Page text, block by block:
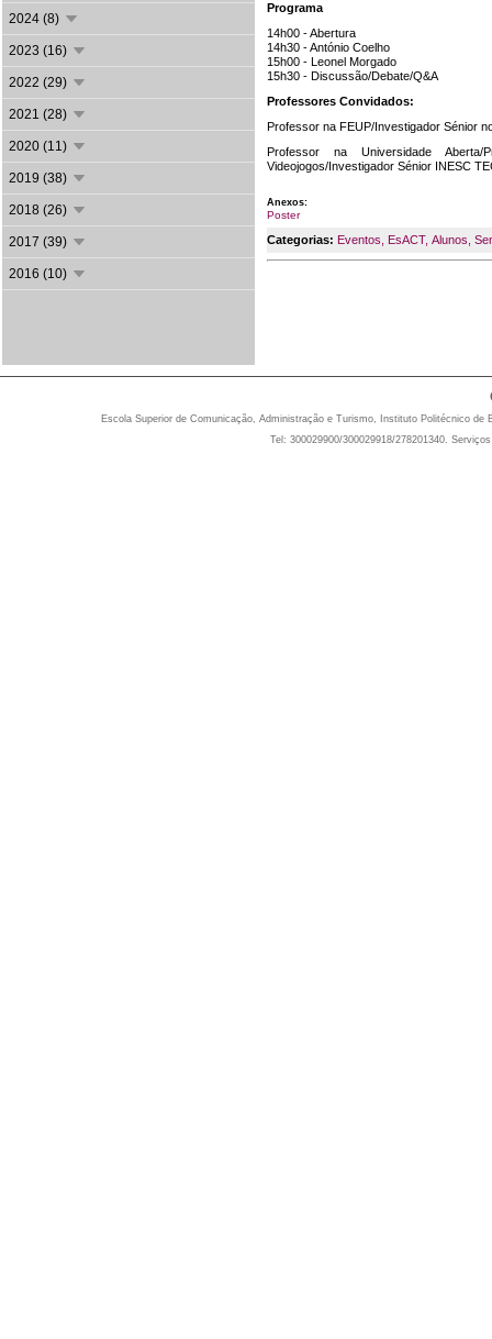
2024 (8)
2023 (16)
2022 (29)
2021 (28)
2020 (11)
2019 (38)
2018 (26)
2017 (39)
2016 (10)
Programa
14h00 - Abertura
14h30 - António Coelho
15h00 - Leonel Morgado
15h30 - Discussão/Debate/Q&A
Professores Convidados:
Professor na FEUP/Investigador Sénior
Professor na Universidade
Videojogos/Investigador Sénior INESC
Anexos:
Poster
Categorias: Eventos EsACT, Alunos
Escola Superior de Comunicação, Administração e Turismo, Instituto Politécnico
Tel: 300029900/300029918/278201340.